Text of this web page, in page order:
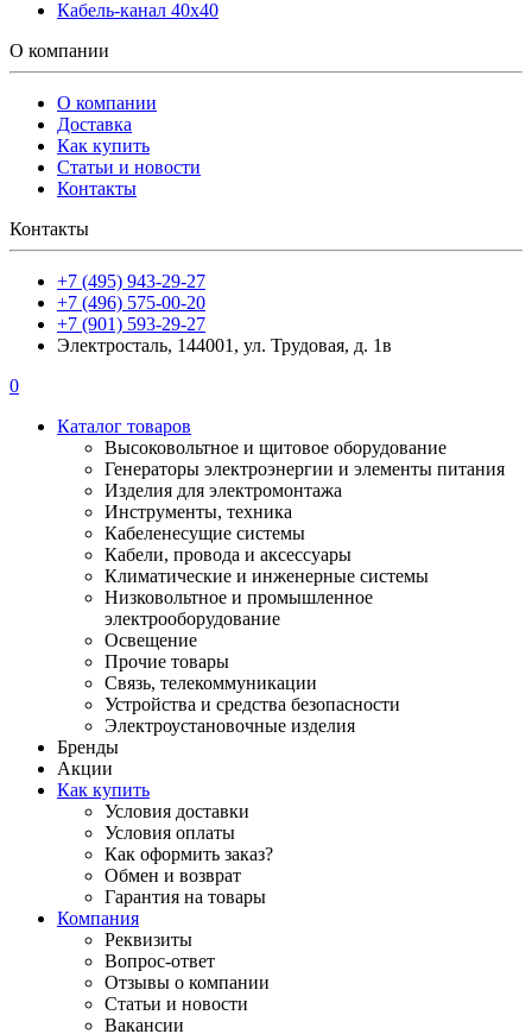
Кабель-канал 40х40
О компании
О компании
Доставка
Как купить
Статьи и новости
Контакты
Контакты
+7 (495) 943-29-27
+7 (496) 575-00-20
+7 (901) 593-29-27
Электросталь, 144001, ул. Трудовая, д. 1в
0
Каталог товаров
Высоковольтное и щитовое оборудование
Генераторы электроэнергии и элементы питания
Изделия для электромонтажа
Инструменты, техника
Кабеленесущие системы
Кабели, провода и аксессуары
Климатические и инженерные системы
Низковольтное и промышленное
электрооборудование
Освещение
Прочие товары
Связь, телекоммуникации
Устройства и средства безопасности
Электроустановочные изделия
Бренды
Акции
Как купить
Условия доставки
Условия оплаты
Как оформить заказ?
Обмен и возврат
Гарантия на товары
Компания
Реквизиты
Вопрос-ответ
Отзывы о компании
Статьи и новости
Вакансии